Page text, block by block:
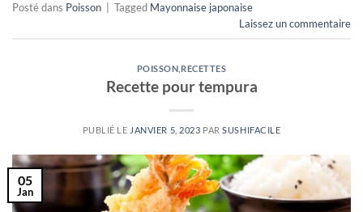
Posté dans Poisson Tagged Mayonnaise japonaise
Laissez un commentaire
POISSON RECETTES
Recette pour tempura
PUBLIÉ LE JANVIER 5, 2023 PARSUSHIFACILE
05
Jan